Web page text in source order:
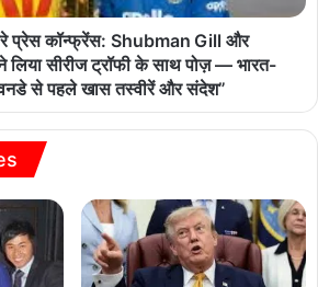
प्रेस कॉन्फ्रेंस: Shubman Gill और
सीरीज ट्रॉफी के साथ पोज़ — भारत-
से पहले खास तस्वीरें और संदेश”